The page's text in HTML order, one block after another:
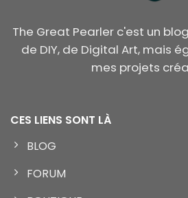
The Great Pearler c'est un
de DIY, de Digital Art, mais
mes projets
CES LIENS SONT LÀ
BLOG
FORUM